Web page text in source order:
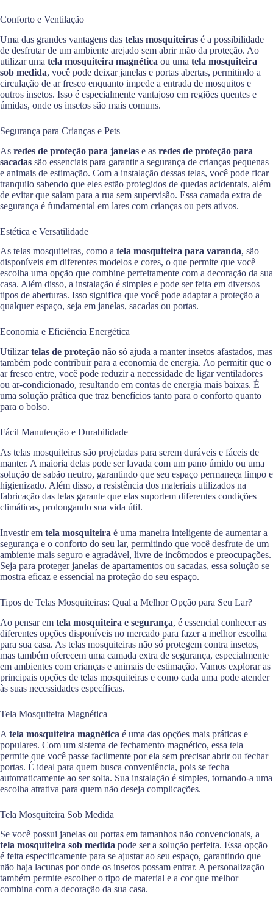
Conforto e Ventilação
Uma das grandes vantagens das telas mosquiteiras é a possibilidade
de desfrutar de um ambiente arejado sem abrir mão da proteção. Ao
utilizar uma tela mosquiteira magnética ou uma tela mosquiteira
sob medida, você pode deixar janelas e portas abertas, permitindo a
circulação de ar fresco enquanto impede a entrada de mosquitos e
outros insetos. Isso é especialmente vantajoso em regiões quentes e
úmidas, onde os insetos são mais comuns.
Segurança para Crianças e Pets
As redes de proteção para janelas e as redes de proteção para
sacadas são essenciais para garantir a segurança de crianças pequenas
e animais de estimação. Com a instalação dessas telas, você pode ficar
tranquilo sabendo que eles estão protegidos de quedas acidentais, além
de evitar que saiam para a rua sem supervisão. Essa camada extra de
segurança é fundamental em lares com crianças ou pets ativos.
Estética e Versatilidade
As telas mosquiteiras, como a tela mosquiteira para varanda, são
disponíveis em diferentes modelos e cores, o que permite que você
escolha uma opção que combine perfeitamente com a decoração da sua
casa. Além disso, a instalação é simples e pode ser feita em diversos
tipos de aberturas. Isso significa que você pode adaptar a proteção a
qualquer espaço, seja em janelas, sacadas ou portas.
Economia e Eficiência Energética
Utilizartelas de proteção não só ajuda a manter insetos afastados, mas
também pode contribuir para a economia de energia. Ao permitir que o
ar fresco entre, você pode reduzir a necessidade de ligar ventiladores
ou ar-condicionado, resultando em contas de energia mais baixas. É
uma solução prática que traz benefícios tanto para o conforto quanto
para o bolso.
Fácil Manutenção e Durabilidade
As telas mosquiteiras são projetadas para serem duráveis e fáceis de
manter. A maioria delas pode ser lavada com um pano úmido ou uma
solução de sabão neutro, garantindo que seu espaço permaneça limpo e
higienizado. Além disso, a resistência dos materiais utilizados na
fabricação das telas garante que elas suportem diferentes condições
climáticas, prolongando sua vida útil.
Investir em tela mosquiteira é uma maneira inteligente de aumentar a
segurança e o conforto do seu lar, permitindo que você desfrute de um
ambiente mais seguro e agradável, livre de incômodos e preocupações.
Seja para proteger janelas de apartamentos ou sacadas, essa solução se
mostra eficaz e essencial na proteção do seu espaço.
Tipos de Telas Mosquiteiras: Qual a Melhor Opção para Seu Lar?
Ao pensar em tela mosquiteira e segurança, é essencial conhecer as
diferentes opções disponíveis no mercado para fazer a melhor escolha
para sua casa. As telas mosquiteiras não só protegem contra insetos,
mas também oferecem uma camada extra de segurança, especialmente
em ambientes com crianças e animais de estimação. Vamos explorar as
principais opções de telas mosquiteiras e como cada uma pode atender
às suas necessidades específicas.
Tela Mosquiteira Magnética
A tela mosquiteira magnética é uma das opções mais práticas e
populares. Com um sistema de fechamento magnético, essa tela
permite que você passe facilmente por ela sem precisar abrir ou fechar
portas. É ideal para quem busca conveniência, pois se fecha
automaticamente ao ser solta. Sua instalação é simples, tornando-a uma
escolha atrativa para quem não deseja complicações.
Tela Mosquiteira Sob Medida
Se você possui janelas ou portas em tamanhos não convencionais, a
tela mosquiteira sob medida pode ser a solução perfeita. Essa opção
é feita especificamente para se ajustar ao seu espaço, garantindo que
não haja lacunas por onde os insetos possam entrar. A personalização
também permite escolher o tipo de material e a cor que melhor
combina com a decoração da sua casa.